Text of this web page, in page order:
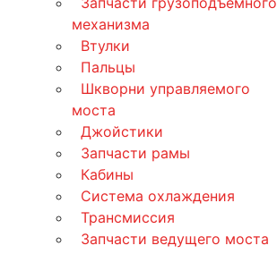
механизма
Втулки
Пальцы
Шкворни управляемого
моста
Джойстики
Запчасти рамы
Кабины
Система охлаждения
Трансмиссия
Запчасти ведущего моста